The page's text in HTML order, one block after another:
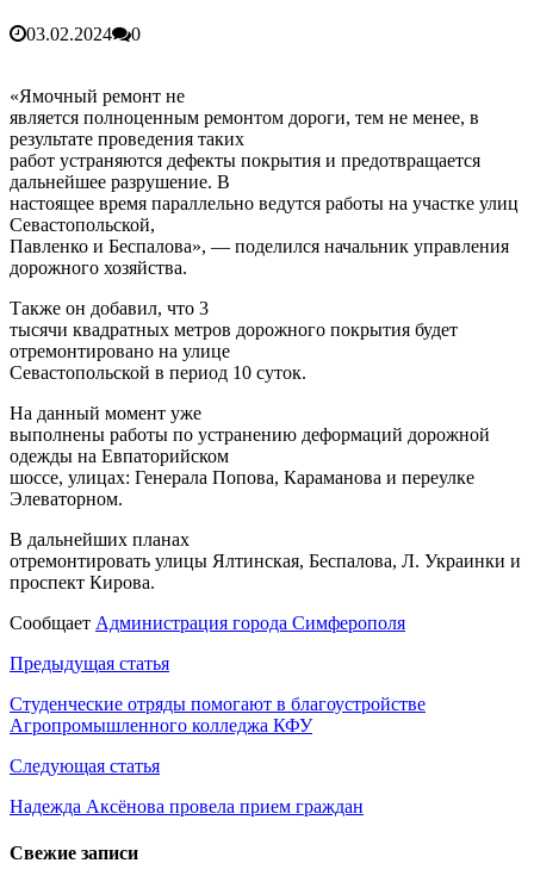
03.02.2024 0
«Ямочный ремонт не
является полноценным ремонтом дороги, тем не менее, в
результате проведения таких
работ устраняются дефекты покрытия и предотвращается
дальнейшее разрушение. В
настоящее время параллельно ведутся работы на участке улиц
Севастопольской,
Павленко и Беспалова», — поделился начальник управления
дорожного хозяйства.
Также он добавил, что 3
тысячи квадратных метров дорожного покрытия будет
отремонтировано на улице
Севастопольской в период 10 суток.
На данный момент уже
выполнены работы по устранению деформаций дорожной
одежды на Евпаторийском
шоссе, улицах: Генерала Попова, Караманова и переулке
Элеваторном.
В дальнейших планах
отремонтировать улицы Ялтинская, Беспалова, Л. Украинки и
проспект Кирова.
Сообщает Администрация города Симферополя
Навигация
по
записям
Предыдущая статья
Студенческие отряды помогают в благоустройстве
Агропромышленного колледжа КФУ
Следующая статья
Надежда Аксёнова провела прием граждан
Свежие записи